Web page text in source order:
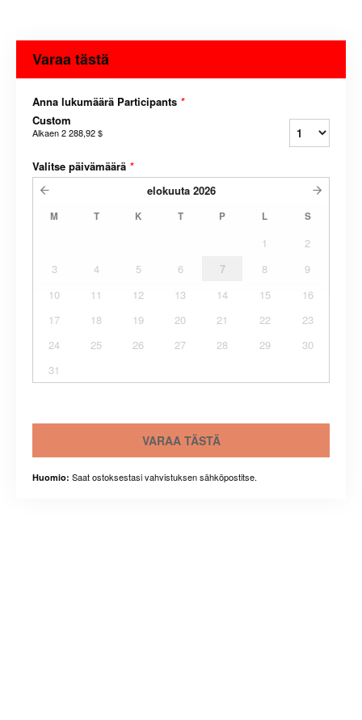
Varaa tästä
Anna lukumäärä Participants *
Custom
Alkaen2 288,92 $
Valitse päivämäärä *
elokuuta 2026
M T K T P L S
1
2
3
4 5 6 7 8
9
10
11 12 13 14 15
16
17
18 19 20 21 22
23
24
25 26 27 28 29
30
31
VARAA TÄSTÄ
Huomio: Saat ostoksestasi vahvistuksen sähköpostitse.